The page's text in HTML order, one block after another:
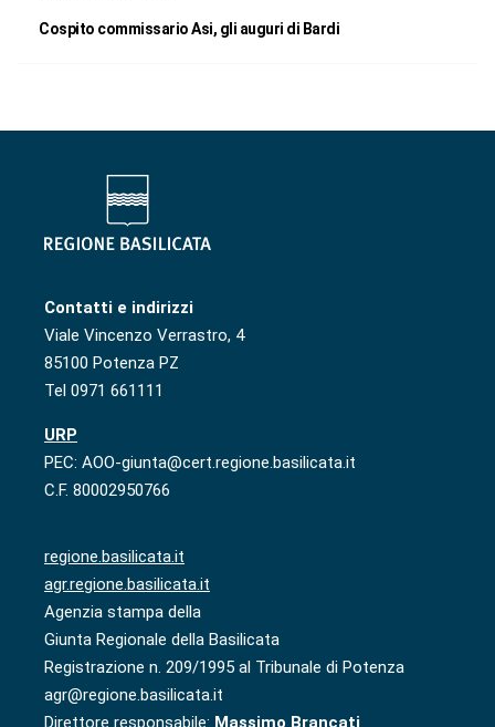
Cospito commissario Asi, gli auguri di Bardi
Contatti e indirizzi
Viale Vincenzo Verrastro, 4
85100 Potenza PZ
Tel 0971 661111
URP
PEC: AOO-giunta@cert.regione.basilicata.it
C.F. 80002950766
regione.basilicata.it
agr.regione.basilicata.it
Agenzia stampa della
Giunta Regionale della Basilicata
Registrazione n. 209/1995 al Tribunale di Potenza
agr@regione.basilicata.it
Direttore responsabile: Massimo Brancati